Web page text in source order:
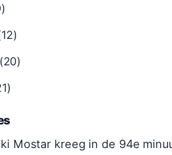
Mostar kreeg in de 94e